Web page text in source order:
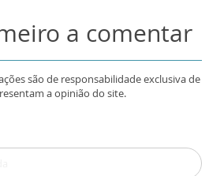
a comentar
são de responsabilidade exclusiva de
a opinião do site.